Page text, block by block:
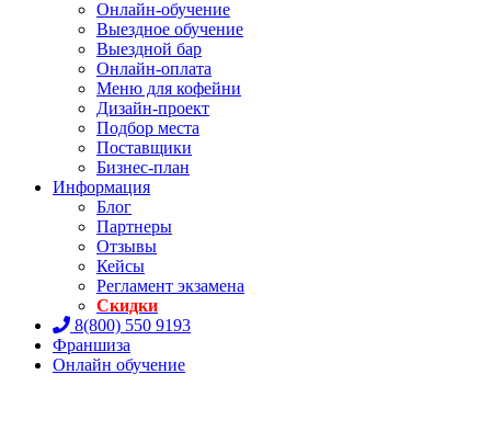
Онлайн-обучение
Выездное обучение
Выездной бар
Онлайн-оплата
Меню для кофейни
Дизайн-проект
Подбор места
Поставщики
Бизнес-план
Информация
Блог
Партнеры
Отзывы
Кейсы
Регламент экзамена
Скидки
8(800) 550 9193
Франшиза
Онлайн обучение